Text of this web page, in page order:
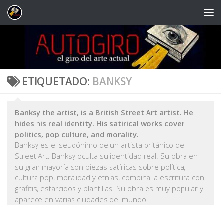
Saltar al contenido
ETIQUETADO: BANKSY
Banksy the artist, is a British Street Art artist. He
hides his real identity. His satirical works cover
politics, pop culture, and morality.
Banksy es el seudónimo de un artista británico de
Street Art. Banksy oculta su identidad real. Su obra en
su gran mayoría son piezas satíricas sobre política,
cultura pop, moralidad y etnias, combina la escritura con
grafitis, estarcidos y plantillas. Su obra es muy popular y
aparece en varias ciudades del mundo